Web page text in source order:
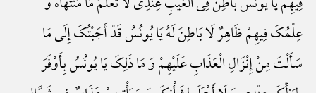
عِلْمُکَ فِیهِمْ ظَاهِرٌ لَا بَاطِنَ لَهُ یَا یُونُسُ قَدْ أَجَبْتُکَ إِلَی مَا
سَأَلْتَ مِنْ إِنْزَالِ الْعَذَابِ عَلَیْهِمْ وَ مَا ذَلِکَ یَا یُونُسُ بِأَوْفَرَ